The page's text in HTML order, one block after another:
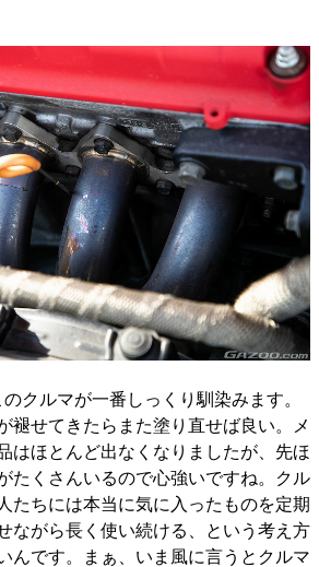
クルマが一番しっくり馴染みます。
褪せてきたらまた塗り直せば良い。メ
はほとんど出なくなりましたが、先ほ
たくさんいるので心強いですね。クル
たちには本当に気に入ったものを定期
ながら長く使い続ける、という考え方
んです。まぁ、いま風に言うとクルマ